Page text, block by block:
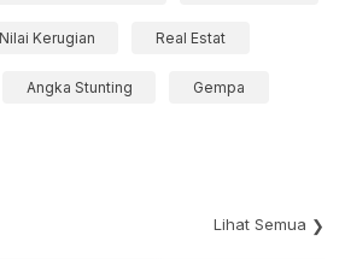
Nilai Kerugian Real Estat
Angka Stunting Gempa
Lihat Semua